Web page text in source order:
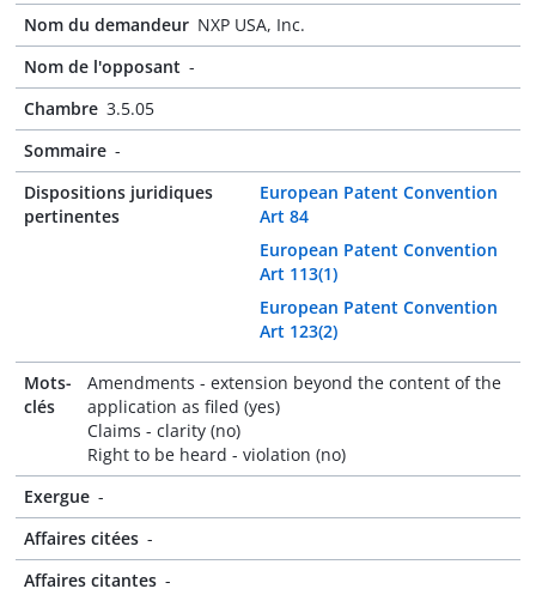
Nom du demandeur NXP USA, Inc.
Nom de l'opposant -
Chambre 3.5.05
Sommaire -
Dispositions juridiques
pertinentes
European Patent Convention
Art 84
European Patent Convention
Art 113(1)
European Patent Convention
Art 123(2)
Mots-
clés
Amendments - extension beyond the content of the
application as filed (yes)
Claims - clarity (no)
Right to be heard - violation (no)
Exergue -
Affaires citées -
Affaires citantes -